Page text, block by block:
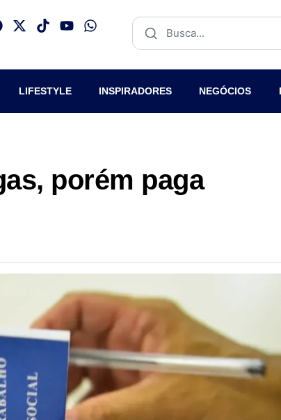
LIFESTYLE INSPIRADORES NEGÓCIOS
porém paga